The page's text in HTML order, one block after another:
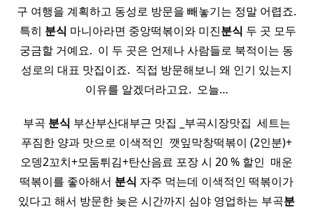
구 여행을 계획하고 동성로 방문을 빼놓기는 정말 어렵죠.
​ 특히 분식 마니아라면 중앙떡볶이와 미진분식 두 곳 모두
궁금할 거예요. ​ 이 두 곳은 언제나 사람들로 북적이는 동
성로의 대표 맛집이죠. ​ 직접 방문해보니 왜 인기 있는지
이유를 알겠더라고요. ​ 오늘…
부곡 분식 부산부산대부근 맛집 _부곡시장맛집 ​ 세트는
푸짐한 양과 맛으로 이색적인 ​ 깻잎막창떡볶이 (2인분)+
오뎅2꼬치+모둠튀김+탄산음료 포장 시 20 % 할인 ​ 매운
떡볶이를 좋아해서 분식 자주 먹는데 이색적인 떡볶이가
있다고 해서 방문한​ 늦은 시간까지 심야 영업하는 부곡분